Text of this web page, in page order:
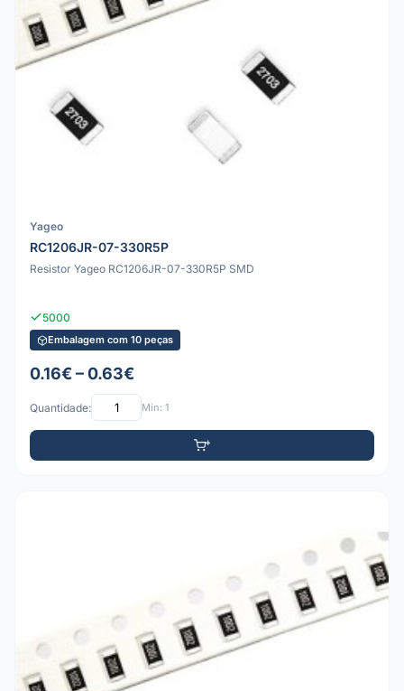
Yageo
RC1206JR-07-330R5P
Resistor Yageo RC1206JR-07-330R5P SMD
5000
Embalagem com 10 peças
0.16€ – 0.63€
Quantidade: Mín: 1